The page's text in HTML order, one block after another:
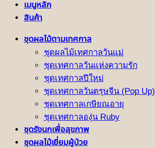
เมนูหลัก
สินค้า
ชุดผลไม้ตามเทศกาล
ชุดผลไม้เทศกาลวันแม่
ชุดเทศกาลวันแห่งความรัก
ชุดเทศกาลปีใหม่
ชุดเทศกาลวันตรุษจีน (Pop Up)
ชุดเทศกาลเกษียณอายุ
ชุดเทศกาลองุ่น Ruby
ชุดรังนกเพื่อสุขภาพ
ชุดผลไม้เยี่ยมผู้ป่วย